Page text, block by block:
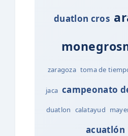
duatlon cros
zaragoza toma de
jaca campeonato
duatlon calatayud
acuatlón